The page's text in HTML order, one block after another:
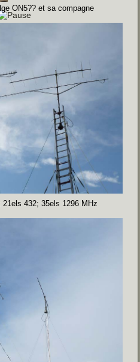
ON5?? et sa compagne
432; 35els 1296 MHz